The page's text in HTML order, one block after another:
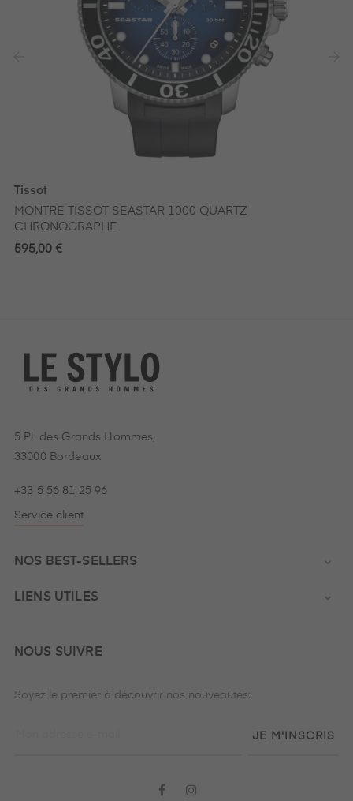
Tissot
MONTRE TISSOT SEASTAR 1000 QUARTZ
CHRONOGRAPHE
595,00 €
5 Pl. des Grands Hommes,
33000 Bordeaux
+33 5 56 81 25 96
Service client
NOS BEST-SELLERS 
LIENS UTILES 
NOUS SUIVRE
Soyez le premier à découvrir nos nouveautés:
JE M'INSCRIS
Facebook